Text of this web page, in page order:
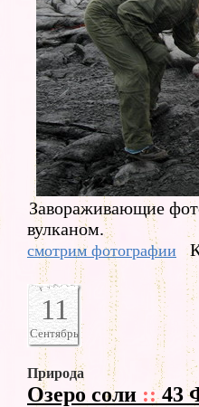
Завораживающие
вулканом.
смотрим фотографии
11
Сентябрь
Природа
Озеро соли ::43